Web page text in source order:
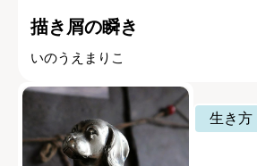
描き屑の瞬き
いのうえまりこ
生き方